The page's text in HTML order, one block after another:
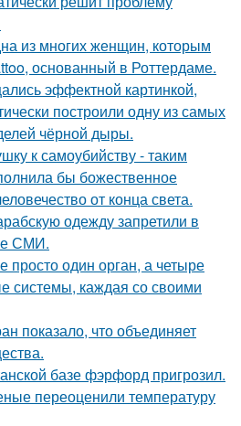
из многих женщин, которым
основанный в Роттердаме.
эффектной картинкой,
построили одну из самых
чёрной дыры.
к самоубийству - таким
бы божественное
от конца света.
одежду запретили в
СМИ.
просто один орган, а четыре
системы, каждая со своими
показало, что объединяет
базе фэрфорд пригрозил.
переоценили температуру